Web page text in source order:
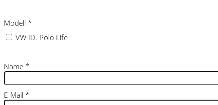
Modell *
VW ID. Polo Life
Name *
E-Mail *